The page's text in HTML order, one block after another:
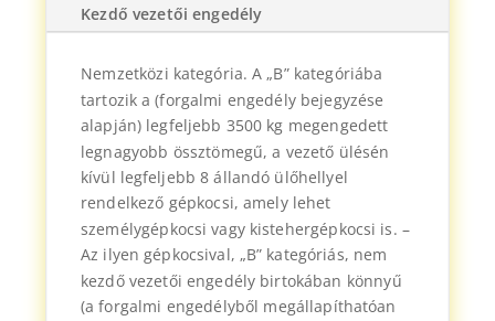
Kezdő vezetői engedély
Nemzetközi kategória. A „B” kategóriába
tartozik a (forgalmi engedély bejegyzése
alapján) legfeljebb 3500 kg megengedett
legnagyobb össztömegű, a vezető ülésén
kívül legfeljebb 8 állandó ülőhellyel
rendelkező gépkocsi, amely lehet
személygépkocsi vagy kistehergépkocsi is. –
Az ilyen gépkocsival, „B” kategóriás, nem
kezdő vezetői engedély birtokában könnyű
(a forgalmi engedélyből megállapíthatóan